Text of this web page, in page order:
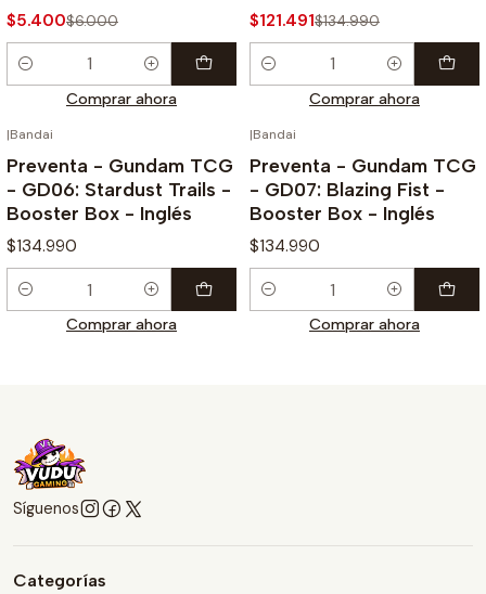
$5.400$6.000
Cantidad
Comprar ahora
$121.491$134.990
Cantidad
Comprar ahora
|Bandai
Preventa - Gundam TCG
- GD06: Stardust Trails -
Booster Box - Inglés
$134.990
Cantidad
Comprar ahora
|Bandai
Preventa - Gundam TCG
- GD07: Blazing Fist -
Booster Box - Inglés
$134.990
Cantidad
Comprar ahora
Síguenos
Categorías